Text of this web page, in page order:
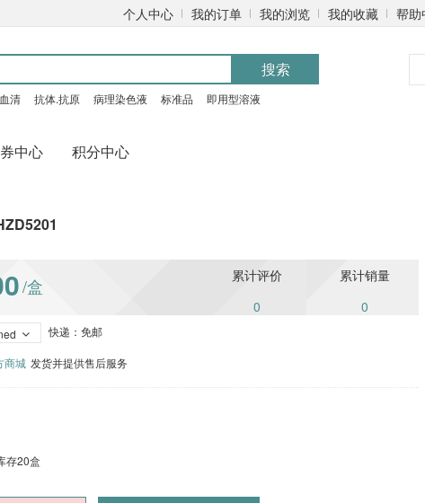
个人中心 我的订单 我的浏览 我的收藏 帮助
搜索
血清 抗体.抗原 病理染色液 标准品
即用型溶液
中心 积分中心
/盒
累计评价
0
累计销量
0
快递：免邮
商城 发货并提供售后服务
存20盒